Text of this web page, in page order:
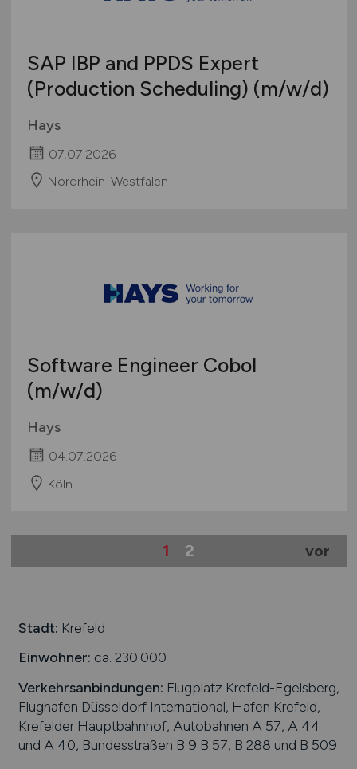
SAP IBP and PPDS Expert
(Production Scheduling) (m/w/d)
Hays
07.07.2026
Nordrhein-Westfalen
Software Engineer Cobol
(m/w/d)
Hays
04.07.2026
Köln
1 2 vor
Stadt: Krefeld
Einwohner: ca. 230.000
Verkehrsanbindungen: Flugplatz Krefeld-Egelsberg,
Flughafen Düsseldorf International, Hafen Krefeld,
Krefelder Hauptbahnhof, Autobahnen A 57, A 44
und A 40, Bundesstraßen B 9 B 57, B 288 und B 509